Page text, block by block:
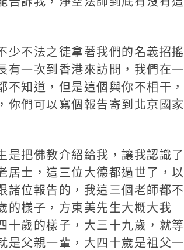
不法之徒拿著我們的名義招搖
有一次到香港來訪問，我們在一
知道，但是這個與你不相干，
你們可以寫個報告寄到北京國家
把佛教介紹給我，讓我認識了
居士，這三位大德都過世了，以
諸位報告的，我這三個老師都不
的樣子，方東美先生大概大我
十歲的樣子，大三十九歲，就等
是父親一輩，大四十歲是祖父一